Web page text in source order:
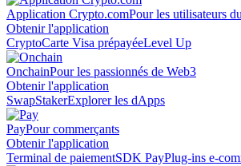
Application Crypto.comPour les utilisateurs
Obtenir l'application
CryptoCarte Visa prépayéeLevel Up
OnchainPour les passionnés de Web3
Obtenir l'application
SwapStakerExplorer les dApps
PayPour commerçants
Obtenir l'application
Terminal de paiementSDK PayPlug-ins e-